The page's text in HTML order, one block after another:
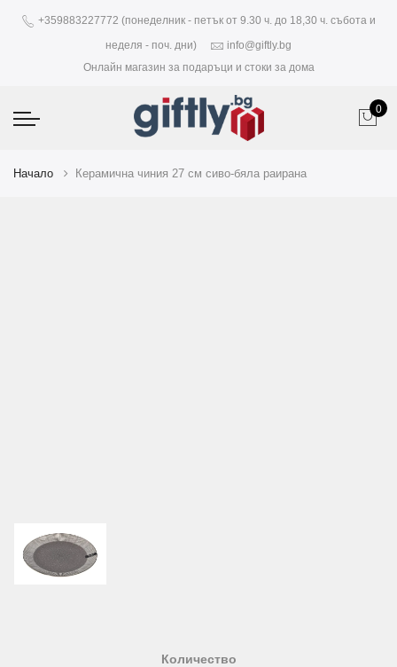
+359883227772 (понеделник - петък от 9.30 ч. до 18,30 ч. събота и
неделя - поч. дни)
info@giftly.bg
Онлайн магазин за подаръци и стоки за дома
0
Начало Керамична чиния 27 см сиво-бяла раирана
Количество